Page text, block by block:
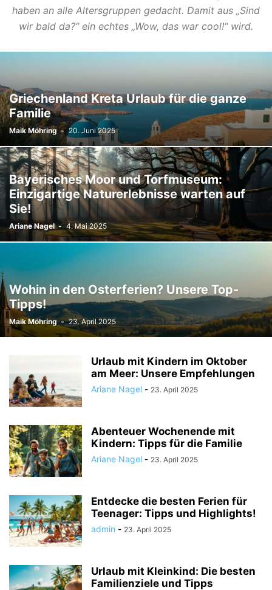
haben an alle Altersgruppen gedacht. Damit aus „Sind
wir bald da?“ ein echtes „Wow, das war cool!“ wird.
Griechenland Kreta Urlaub für die ganze
Familie
Maik Möhring - 20. Juni 2025
Bayerisches Moor und Torfmuseum:
Einzigartige Naturerlebnisse warten auf
Sie!
Ariane Nagel - 4. Mai 2025
Wohin in den Osterferien? Unsere Top-
Tipps!
Maik Möhring - 23. April 2025
Urlaub mit Kindern im Oktober
am Meer: Unsere Empfehlungen
Ariane Nagel - 23. April 2025
Abenteuer Wochenende mit
Kindern: Tipps für die Familie
Ariane Nagel - 23. April 2025
Entdecke die besten Ferien für
Teenager: Tipps und Highlights!
admin - 23. April 2025
Urlaub mit Kleinkind: Die besten
Familienziele und Tipps